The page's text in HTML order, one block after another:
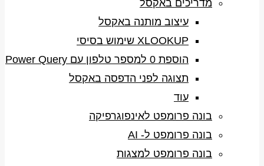
מדריכים באקסל
עיצוב מותנה באקסל
XLOOKUP שימוש בסיסי
הוספת 0 למספר טלפון עם Power Query
תצוגה לפני הדפסה באקסל
עוד
בונה פרומפט לאינפוגרפיקה
בונה פרומפט ל- AI
בונה פרומפט למצגות